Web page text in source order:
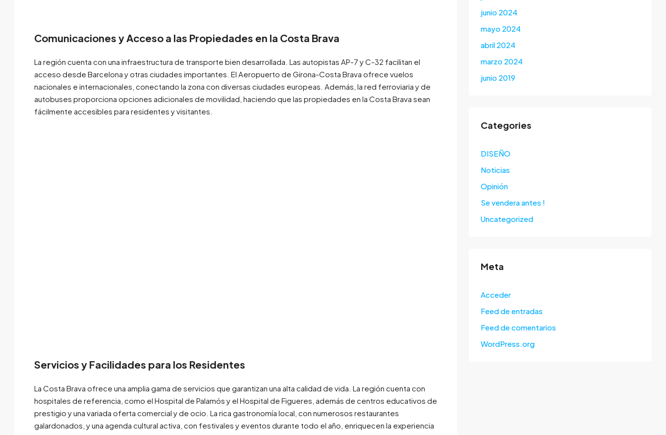
Comunicaciones y Acceso a las Propiedades en la Costa Brava
La región cuenta con una infraestructura de transporte bien desarrollada. Las autopistas AP-7 y C-32 facilitan el
acceso desde Barcelona y otras ciudades importantes. El Aeropuerto de Girona-Costa Brava ofrece vuelos
nacionales e internacionales, conectando la zona con diversas ciudades europeas. Además, la red ferroviaria y de
autobuses proporciona opciones adicionales de movilidad, haciendo que las propiedades en la Costa Brava sean
fácilmente accesibles para residentes y visitantes.
Servicios y Facilidades para los Residentes
La Costa Brava ofrece una amplia gama de servicios que garantizan una alta calidad de vida. La región cuenta con
hospitales de referencia, como el Hospital de Palamós y el Hospital de Figueres, además de centros educativos de
prestigio y una variada oferta comercial y de ocio. La rica gastronomía local, con numerosos restaurantes
galardonados, y una agenda cultural activa, con festivales y eventos durante todo el año, enriquecen la experiencia
junio 2024
mayo 2024
abril 2024
marzo 2024
junio 2019
Categories
DISEÑO
Noticias
Opinión
Se vendera antes !
Uncategorized
Meta
Acceder
Feed de entradas
Feed de comentarios
WordPress.org